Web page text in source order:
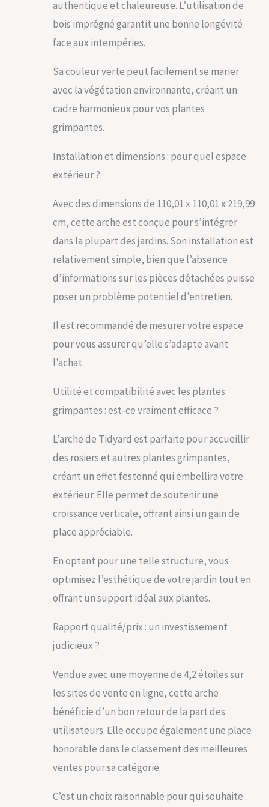
authentique et chaleureuse. L’utilisation de
bois imprégné garantit une bonne longévité
face aux intempéries.
Sa couleur verte peut facilement se marier
avec la végétation environnante, créant un
cadre harmonieux pour vos plantes
grimpantes.
Installation et dimensions : pour quel espace
extérieur ?
Avec des dimensions de 110,01 x 110,01 x 219,99
cm, cette arche est conçue pour s’intégrer
dans la plupart des jardins. Son installation est
relativement simple, bien que l’absence
d’informations sur les pièces détachées puisse
poser un problème potentiel d’entretien.
Il est recommandé de mesurer votre espace
pour vous assurer qu’elle s’adapte avant
l’achat.
Utilité et compatibilité avec les plantes
grimpantes : est-ce vraiment efficace ?
L’arche de Tidyard est parfaite pour accueillir
des rosiers et autres plantes grimpantes,
créant un effet festonné qui embellira votre
extérieur. Elle permet de soutenir une
croissance verticale, offrant ainsi un gain de
place appréciable.
En optant pour une telle structure, vous
optimisez l’esthétique de votre jardin tout en
offrant un support idéal aux plantes.
Rapport qualité/prix : un investissement
judicieux ?
Vendue avec une moyenne de 4,2 étoiles sur
les sites de vente en ligne, cette arche
bénéficie d’un bon retour de la part des
utilisateurs. Elle occupe également une place
honorable dans le classement des meilleures
ventes pour sa catégorie.
C’est un choix raisonnable pour qui souhaite